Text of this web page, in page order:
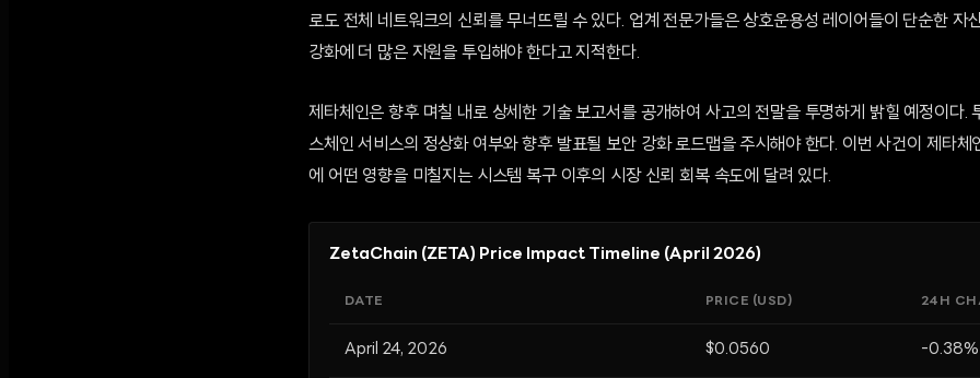
로도 전체 네트워크의 신뢰를 무너뜨릴 수 있다. 업계 전문가들은 상호운용성 레이어들이 단순한 자
강화에 더 많은 자원을 투입해야 한다고 지적한다.
제타체인은 향후 며칠 내로 상세한 기술 보고서를 공개하여 사고의 전말을 투명하게 밝힐 예정이다.
스체인 서비스의 정상화 여부와 향후 발표될 보안 강화 로드맵을 주시해야 한다. 이번 사건이 제타체
에 어떤 영향을 미칠지는 시스템 복구 이후의 시장 신뢰 회복 속도에 달려 있다.
ZetaChain (ZETA) Price Impact Timeline (April 2026)
DATE PRICE (USD) 24H
April 24, 2026 $0.0560 -0.38%